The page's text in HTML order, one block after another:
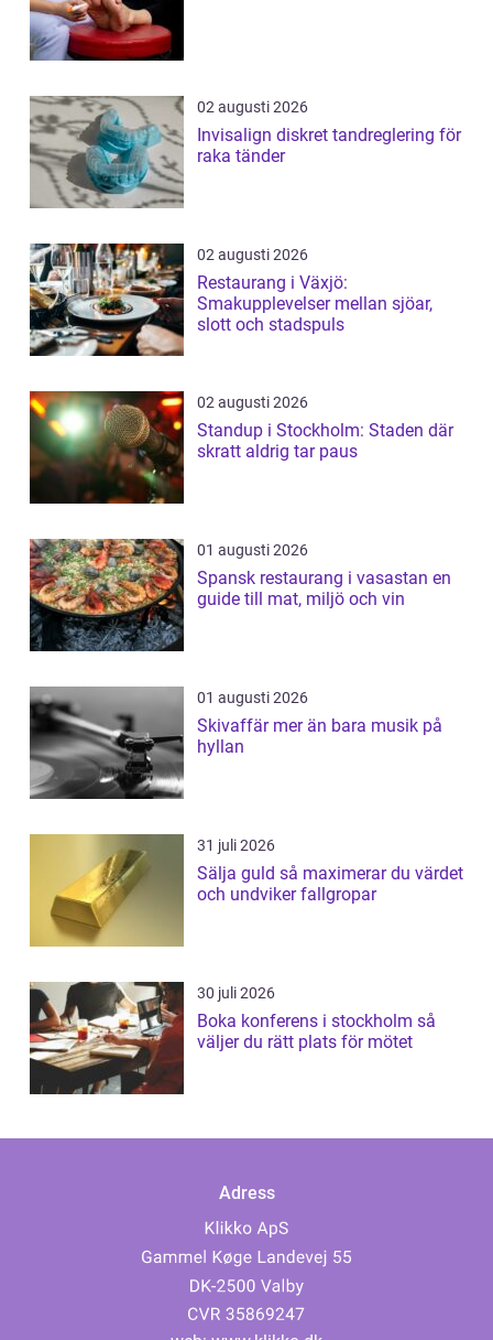
02 augusti 2026
Invisalign diskret tandreglering för
raka tänder
02 augusti 2026
Restaurang i Växjö:
Smakupplevelser mellan sjöar,
slott och stadspuls
02 augusti 2026
Standup i Stockholm: Staden där
skratt aldrig tar paus
01 augusti 2026
Spansk restaurang i vasastan en
guide till mat, miljö och vin
01 augusti 2026
Skivaffär mer än bara musik på
hyllan
31 juli 2026
Sälja guld så maximerar du värdet
och undviker fallgropar
30 juli 2026
Boka konferens i stockholm så
väljer du rätt plats för mötet
Adress